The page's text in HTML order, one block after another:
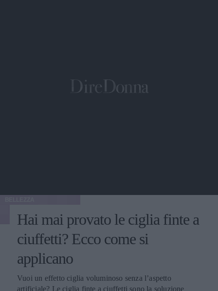
Hai mai provato le ciglia finte a
ciuffetti? Ecco come si
applicano
Vuoi un effetto ciglia voluminoso senza l’aspetto
artificiale? Le ciglia finte a ciuffetti sono la soluzione